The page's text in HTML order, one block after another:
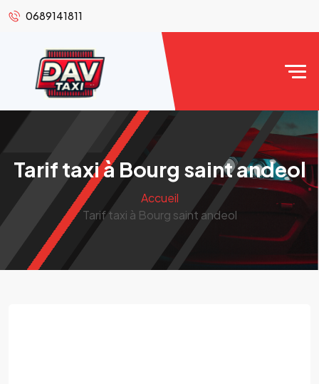
0689141811
Tarif taxi à Bourg saint andeol
Accueil
Tarif taxi à Bourg saint andeol